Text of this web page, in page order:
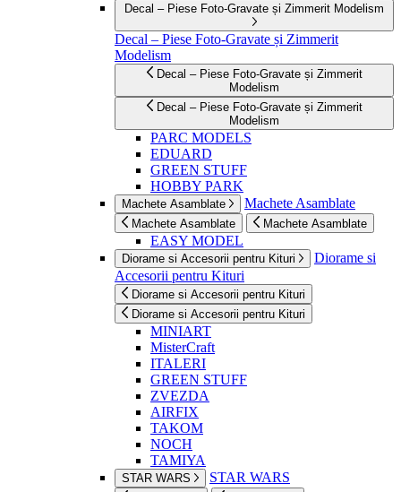
Decal – Piese Foto-Gravate și Zimmerit Modelism
Decal – Piese Foto-Gravate și Zimmerit
Modelism
Decal – Piese Foto-Gravate și Zimmerit
Modelism
Decal – Piese Foto-Gravate și Zimmerit
Modelism
PARC MODELS
EDUARD
GREEN STUFF
HOBBY PARK
Machete Asamblate Machete Asamblate
Machete Asamblate Machete Asamblate
EASY MODEL
Diorame si Accesorii pentru Kituri
Diorame si
Accesorii pentru Kituri
Diorame si Accesorii pentru Kituri
Diorame si Accesorii pentru Kituri
MINIART
MisterCraft
ITALERI
GREEN STUFF
ZVEZDA
AIRFIX
TAKOM
NOCH
TAMIYA
STAR WARS STAR WARS